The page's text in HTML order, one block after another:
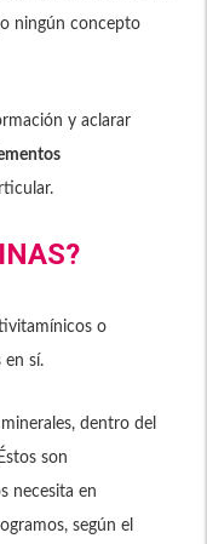
ningún concepto
y aclarar
o
en sí.
dentro del
son
necesita en
según el